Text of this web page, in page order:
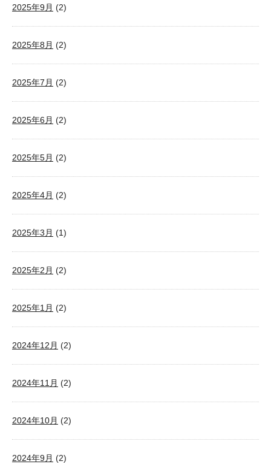
2025年9月 (2)
2025年8月 (2)
2025年7月 (2)
2025年6月 (2)
2025年5月 (2)
2025年4月 (2)
2025年3月 (1)
2025年2月 (2)
2025年1月 (2)
2024年12月 (2)
2024年11月 (2)
2024年10月 (2)
2024年9月 (2)